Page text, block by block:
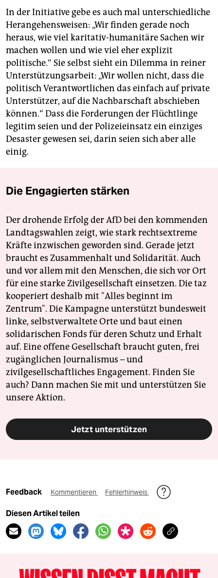
In der Initiative gebe es auch mal unterschiedliche
Herangehensweisen: „Wir finden gerade noch
heraus, wie viel karitativ-humanitäre Sachen wir
machen wollen und wie viel eher explizit
politische.“ Sie selbst sieht ein Dilemma in reiner
Unterstützungsarbeit: „Wir wollen nicht, dass die
politisch Verantwortlichen das einfach auf private
Unterstützer, auf die Nachbarschaft abschieben
können.“ Dass die Forderungen der Flüchtlinge
legitim seien und der Polizeieinsatz ein einziges
Desaster gewesen sei, darin seien sich aber alle
einig.
Die Engagierten stärken
Der drohende Erfolg der AfD bei den kommenden
Landtagswahlen zeigt, wie stark rechtsextreme
Kräfte inzwischen geworden sind. Gerade jetzt
braucht es Zusammenhalt und Solidarität. Auch
und vor allem mit den Menschen, die sich vor Ort
für eine starke Zivilgesellschaft einsetzen. Die taz
kooperiert deshalb mit "Alles beginnt im
Zentrum". Die Kampagne unterstützt bundesweit
linke, selbstverwaltete Orte und baut einen
solidarischen Fonds für deren Schutz und Erhalt
auf. Eine offene Gesellschaft braucht guten, frei
zugänglichen Journalismus – und
zivilgesellschaftliches Engagement. Finden Sie
auch? Dann machen Sie mit und unterstützen Sie
unsere Aktion.
Jetzt unterstützen
Feedback Kommentieren Fehlerhinweis
Diesen Artikel teilen